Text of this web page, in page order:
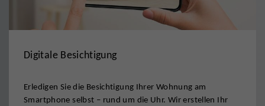
Digitale Besichtigung
Erledigen Sie die Besichtigung Ihrer Wohnung am
Smartphone selbst – rund um die Uhr. Wir erstellen Ihr